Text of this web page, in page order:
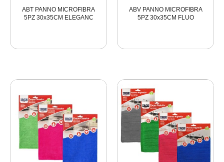
ABT PANNO MICROFIBRA
5PZ 30x35CM ELEGANC
ABV PANNO MICROFIBRA
5PZ 30x35CM FLUO